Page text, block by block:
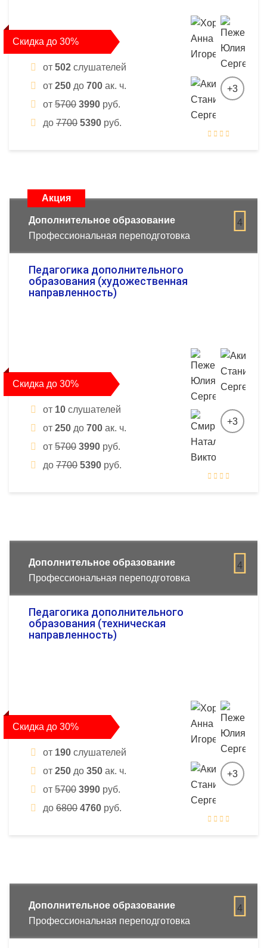
Скидка до 30%
от 502 слушателей
от 250 до 700 ак. ч.
от 5700 3990 руб.
до 7700 5390 руб.
+3
Акция
4
Дополнительное образование
Профессиональная переподготовка
Педагогика дополнительного
образования (художественная
направленность)
Скидка до 30%
от 10 слушателей
от 250 до 700 ак. ч.
от 5700 3990 руб.
до 7700 5390 руб.
+3
4
Дополнительное образование
Профессиональная переподготовка
Педагогика дополнительного
образования (техническая
направленность)
Скидка до 30%
от 190 слушателей
от 250 до 350 ак. ч.
от 5700 3990 руб.
до 6800 4760 руб.
+3
4
Дополнительное образование
Профессиональная переподготовка